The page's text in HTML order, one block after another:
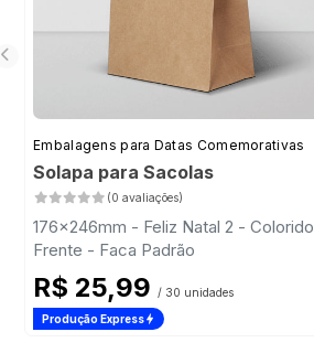
Embalagens para Datas Comemorativas
Solapa para Sacolas
(0 avaliações)
176x246mm - Feliz Natal 2 - Colorido
Frente - Faca Padrão
R$ 25,99 / 30 unidades
Produção Express